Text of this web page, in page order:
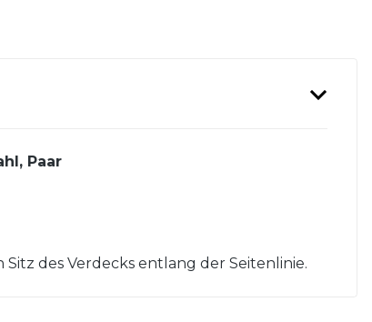
Paar
des Verdecks entlang der Seitenlinie.